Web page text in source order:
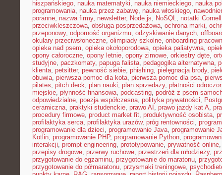
hiszpańskiego, nauka matematyki, nauka niemieckiego, nauka
programowania, nauka przez zabawę, nauka włoskiego,
poranne, nazwa firmy, newsletter, Node.js, NoSQL, notatki Cornell
przeciwkleszczowa, obsługa posprzedażowa, ochrona marki,
przeponowy, odporność organizmu, odzyskiwanie danych,
okulary przeciwsłoneczne, olimpiady szkolne, onboarding
opieka nad psem, opieka okołoporodowa, opieka paliatywna,
opony całoroczne, opony letnie, opony zimowe, orkiestry dęte,
studyjne, paczkomaty, papuga falista, pedagogika alternatywna,
klienta, petsitter, pewność siebie, phishing, pielęgnacja brody,
obuwia, pierwsza pomoc dla kota, pierwsza pomoc dla psa,
pilates, pitch deck, plan nauki, plan sprzedaży, płatności
miejskie, płynność finansowa, podcasting, podróż z psem
odpowiedzialne, poezja współczesna, polityka prywatności,
ceramiczna, praktyki studenckie, prawo AI , prawo jazdy kat A,
procedury firmowe, product market fit, produktywność osobista,
profilaktyka serca, profilaktyka urazów, próg rentowności,
programowanie dla dzieci, programowanie Java, programowanie
Kotlin, programowanie PHP, programowanie Python,
interakcji, prompt engineering, prototypowanie, prywatność online
przepisy drogowe, przerwy ruchowe, przestrzeń dla młodzieży,
przygotowanie do egzaminu, przygotowanie do maratonu,
przygotowanie do półmaratonu, przysmaki treningowe,